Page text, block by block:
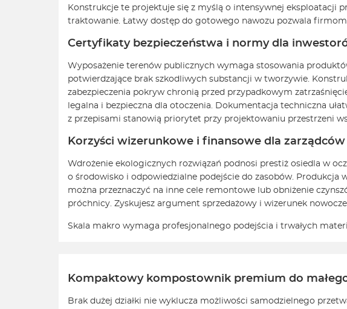
Konstrukcje te projektuje się z myślą o intensywnej eksploatacji
traktowanie. Łatwy dostęp do gotowego nawozu pozwala
Certyfikaty bezpieczeństwa i normy dla
Wyposażenie terenów publicznych wymaga stosowania
potwierdzające brak szkodliwych substancji w tworzywie.
zabezpieczenia pokryw chronią przed przypadkowym
legalna i bezpieczna dla otoczenia. Dokumentacja techniczna
z przepisami stanowią priorytet przy projektowaniu przestrzeni
Korzyści wizerunkowe i finansowe dla
Wdrożenie ekologicznych rozwiązań podnosi prestiż osiedla w
o środowisko i odpowiedzialne podejście do zasobów. Produkcja
można przeznaczyć na inne cele remontowe lub obniżenie
próchnicy. Zyskujesz argument sprzedażowy i wizerunek
Skala makro wymaga profesjonalnego podejścia i trwałych
Kompaktowy kompostownik premium do
Brak dużej działki nie wyklucza możliwości samodzielnego